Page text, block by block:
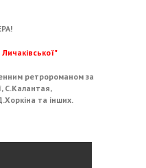
ретророманом за
С.Калантая,
та інших.